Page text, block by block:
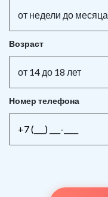
от недели до месяца
Возраст
от 14 до 18 лет
Номер телефона